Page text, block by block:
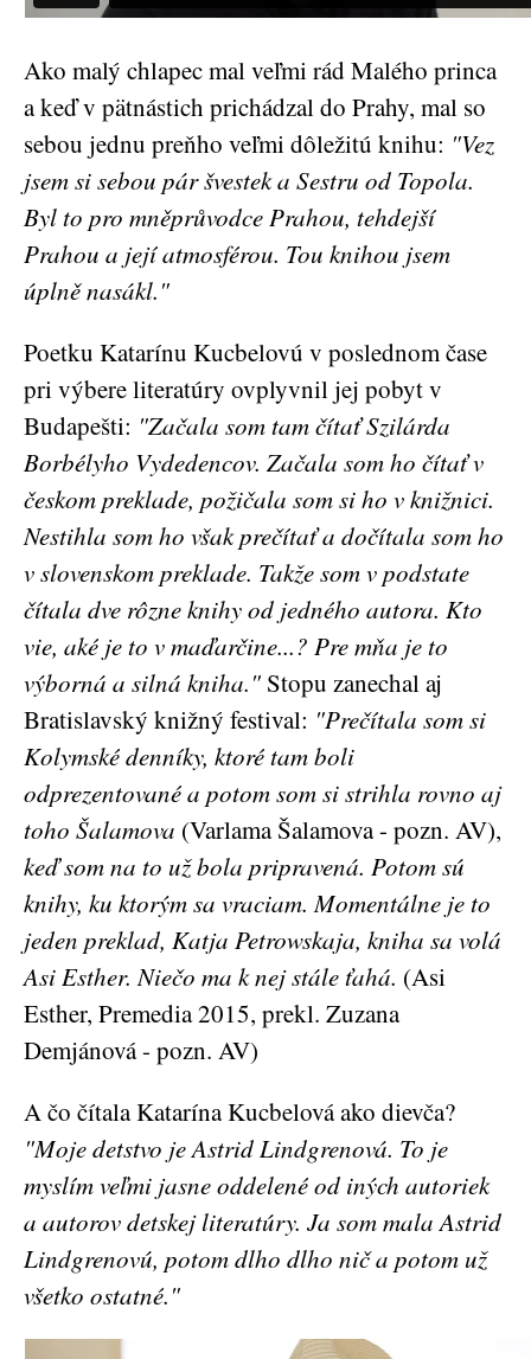
Ako malý chlapec mal veľmi rád Malého princa
a keď v pätnástich prichádzal do Prahy, mal so
sebou jednu preňho veľmi dôležitú knihu: "Vez
jsem si sebou pár švestek a Sestru od Topola.
Byl to pro mněprůvodce Prahou, tehdejší
Prahou a její atmosférou. Tou knihou jsem
úplně nasákl."
Poetku Katarínu Kucbelovú v poslednom čase
pri výbere literatúry ovplyvnil jej pobyt v
Budapešti: "Začala som tam čítať Szilárda
Borbélyho Vydedencov. Začala som ho čítať v
českom preklade, požičala som si ho v knižnici.
Nestihla som ho však prečítať a dočítala som ho
v slovenskom preklade. Takže som v podstate
čítala dve rôzne knihy od jedného autora. Kto
vie, aké je to v maďarčine...? Pre mňa je to
výborná a silná kniha." Stopu zanechal aj
Bratislavský knižný festival: "Prečítala som si
Kolymské denníky, ktoré tam boli
odprezentované a potom som si strihla rovno aj
toho Šalamova (Varlama Šalamova - pozn. AV),
keď som na to už bola pripravená. Potom sú
knihy, ku ktorým sa vraciam. Momentálne je to
jeden preklad, Katja Petrowskaja, kniha sa volá
Asi Esther. Niečo ma k nej stále ťahá. (Asi
Esther, Premedia 2015, prekl. Zuzana
Demjánová - pozn. AV)
A čo čítala Katarína Kucbelová ako dievča?
"Moje detstvo je Astrid Lindgrenová. To je
myslím veľmi jasne oddelené od iných autoriek
a autorov detskej literatúry. Ja som mala Astrid
Lindgrenovú, potom dlho dlho nič a potom už
všetko ostatné."